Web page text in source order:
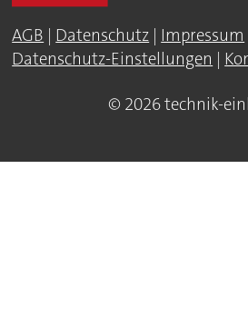
AGB | Datenschutz | Impressum
Datenschutz-Einstellungen |
© 2026 technik-